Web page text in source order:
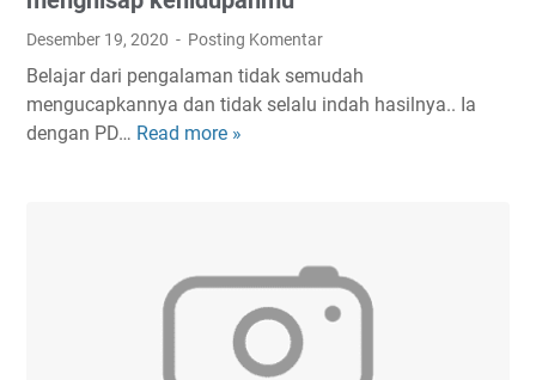
u
a
h
?
x
i
c
n
Desember 19, 2020 Posting Komentar
Belajar dari pengalaman tidak semudah
mengucapkannya dan tidak selalu indah hasilnya.. Ia
dengan PD… Read more »
p
e
m
b